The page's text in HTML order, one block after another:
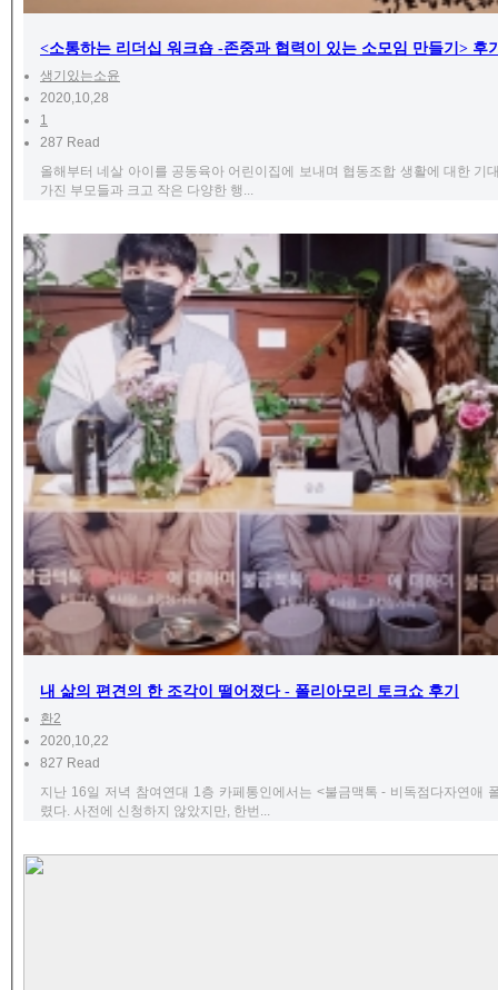
<소통하는 리더십 워크숍 -존중과 협력이 있는 소모임 만들기> 후
생기있는소윤
2020,10,28
1
287 Read
올해부터 네살 아이를 공동육아 어린이집에 보내며 협동조합 생활에 대한 기
가진 부모들과 크고 작은 다양한 행...
내 삶의 편견의 한 조각이 떨어졌다 - 폴리아모리 토크쇼 후기
환2
2020,10,22
827 Read
지난 16일 저녁 참여연대 1층 카페통인에서는 <불금맥톡 - 비독점다자연애
렸다. 사전에 신청하지 않았지만, 한번...